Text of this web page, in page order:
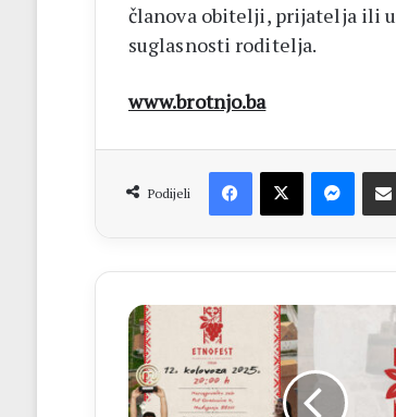
članova obitelji, prijatelja ili
suglasnosti roditelja.
www.brotnjo.ba
Podijeli
Facebook
X
ETNOFEST
DIDAK
12.
kolovoza
u